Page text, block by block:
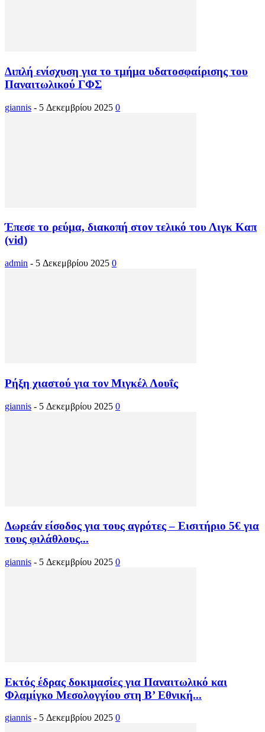
Διπλή ενίσχυση για το τμήμα υδατοσφαίρισης του
Παναιτωλικού ΓΦΣ
giannis - 5 Δεκεμβρίου 2025 0
Έπεσε το ρεύμα, διακοπή στον τελικό του Λιγκ Καπ
(vid)
admin - 5 Δεκεμβρίου 2025 0
Ρήξη χιαστού για τον Μιγκέλ Λουΐς
giannis - 5 Δεκεμβρίου 2025 0
Δωρεάν είσοδος για τους αγρότες – Εισιτήριο 5€ για
τους φιλάθλους...
giannis - 5 Δεκεμβρίου 2025 0
Εκτός έδρας δοκιμασίες για Παναιτωλικό και
Φλαμίγκο Μεσολογγίου στη Β’ Εθνική...
giannis - 5 Δεκεμβρίου 2025 0